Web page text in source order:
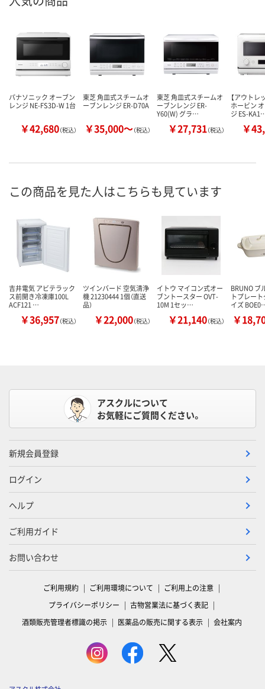
パナソニック オーブン
レンジ NE-FS3D-W 1台
￥42,680（税込）
東芝 角皿式スチームオ
ーブンレンジ ER-D70A
￥35,000～（税込）
東芝 角皿式スチームオ
ーブンレンジ ER-
Y60(W) グラ…
￥27,731（税込）
【アウトレ
ホービン
ジ ES-
￥
この商品を見た人はこちらも見ています
吉井電気 アビテラック
ス前開き冷凍庫100L
ACF121 …
￥36,957（税込）
ツインバード 空気清浄
機 21230444 1個（直送
品）
￥22,000（税込）
イトウ マイコン式オー
ブントースター OVT-
10M 1セッ…
￥21,140（税込）
BRUNO ブ
トプレー
イズ
￥
アスクルについて
お気軽にご質問ください。
新規会員登録
ログイン
ヘルプ
ご利用ガイド
お問い合わせ
ご利用規約 ご利用環境について
ご利用上の注意
プライバシーポリシー
古物営業法に基づく表記
酒類販売管理者標識の掲示
医薬品の販売に関する表示 会社案内